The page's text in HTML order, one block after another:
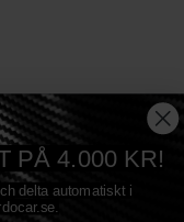
Reserved
|
- Danmark
PÅ 4.000 KR!
delta automatiskt i